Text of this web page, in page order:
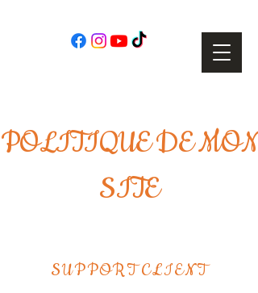
POLITIQUE DE MON
SITE
SUPPORT CLIENT